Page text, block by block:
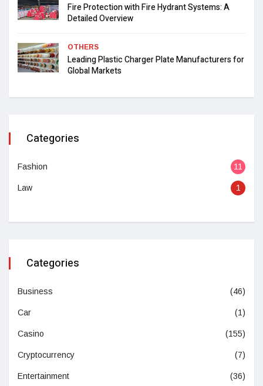
Fire Protection with Fire Hydrant Systems: A
Detailed Overview
OTHERS
Leading Plastic Charger Plate Manufacturers for
Global Markets
Categories
Fashion 11
Law 1
Categories
Business (46)
Car (1)
Casino (155)
Cryptocurrency (7)
Entertainment (36)